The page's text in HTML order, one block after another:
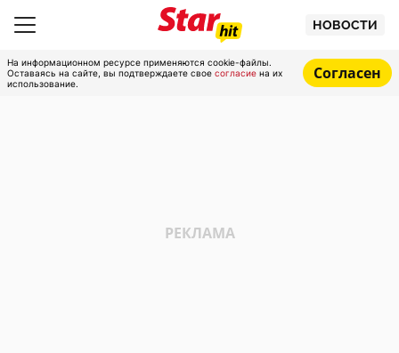
НОВОСТИ
На информационном ресурсе применяются cookie-файлы.
Оставаясь на сайте, вы подтверждаете свое согласие на их
использование.
Согласен